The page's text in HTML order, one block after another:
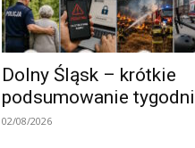
Dolny Śląsk – krótkie
podsumowanie
02/08/2026